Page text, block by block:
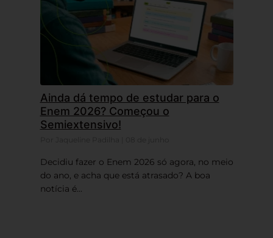
Ainda dá tempo de estudar para o
Enem 2026? Começou o
Semiextensivo!
Decidiu fazer o Enem 2026 só agora, no meio
do ano, e acha que está atrasado? A boa
notícia é...